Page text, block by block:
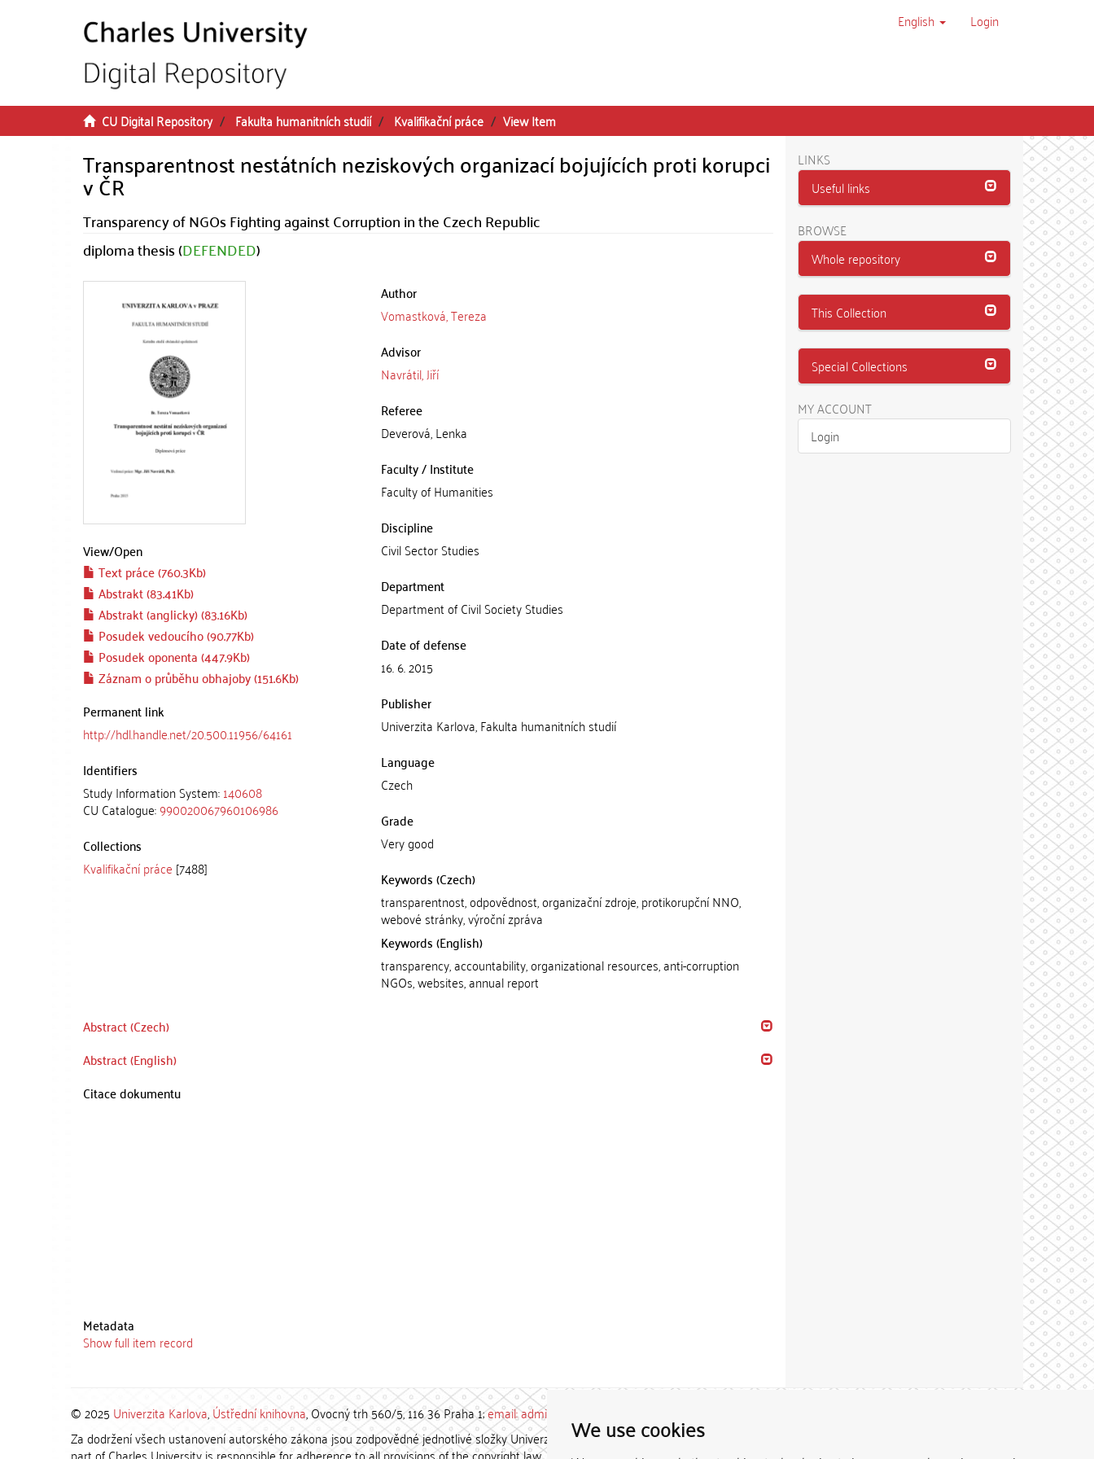
We use cookies
English Login
CU Digital Repository Fakulta humanitních studií Kvalifikační práce View Item
Transparentnost nestátních neziskových organizací bojujících proti korupci
v ČR
Transparency of NGOs Fighting against Corruption in the Czech Republic
diploma thesis (DEFENDED)
View/Open
Text práce (760.3Kb)
Abstrakt (83.41Kb)
Abstrakt (anglicky) (83.16Kb)
Posudek vedoucího (90.77Kb)
Posudek oponenta (447.9Kb)
Záznam o průběhu obhajoby (151.6Kb)
Permanent link
http://hdl.handle.net/20.500.11956/64161
Identifiers
Study Information System:140608
CU Catalogue:990020067960106986
Collections
Kvalifikační práce [7488]
Author
Vomastková, Tereza
Advisor
Navrátil, Jiří
Referee
Deverová, Lenka
Faculty / Institute
Faculty of Humanities
Discipline
Civil Sector Studies
Department
Department of Civil Society Studies
Date of defense
16. 6. 2015
Publisher
Univerzita Karlova, Fakulta humanitních studií
Language
Czech
Grade
Very good
Keywords (Czech)
transparentnost, odpovědnost, organizační zdroje, protikorupční NNO,
webové stránky, výroční zpráva
Keywords (English)
transparency, accountability, organizational resources, anti-corruption
NGOs, websites, annual report
Abstract (Czech)
Abstract (English)
Citace dokumentu
Metadata
Show full item record
LINKS
Useful links
BROWSE
Whole repository
This Collection
Special Collections
MY ACCOUNT
Login
© 2025 Univerzita Karlova,Ústřední knihovna, Ovocný trh 560/5, 116 36 Praha 1;email: admin-repozitar [at] cuni.cz
Za dodržení všech ustanovení autorského zákona jsou zodpovědné jednotlivé složky Univerzity Karlovy. / Each constituent